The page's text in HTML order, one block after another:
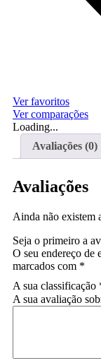
Ver favoritos
Ver comparações
Loading...
Avaliações (0)
Avaliações
Ainda não existem
Seja o primeiro a
O seu endereço de
marcados com *
A sua classificação
A sua avaliação